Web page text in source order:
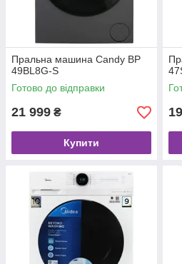
Пральна машина Candy BP
49BL8G-S
Готово до відправки
21 999 ₴
Купити